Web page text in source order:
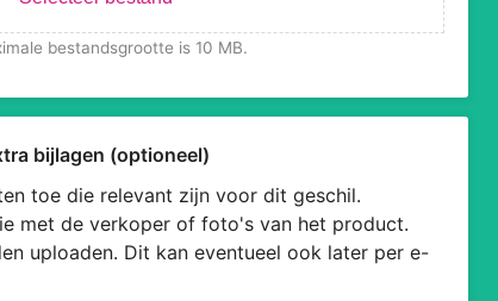
bestandsgrootte is 10 MB.
bijlagen (optioneel)
toe die relevant zijn voor dit geschil.
met de verkoper of foto's van het product.
uploaden. Dit kan eventueel ook later per e-